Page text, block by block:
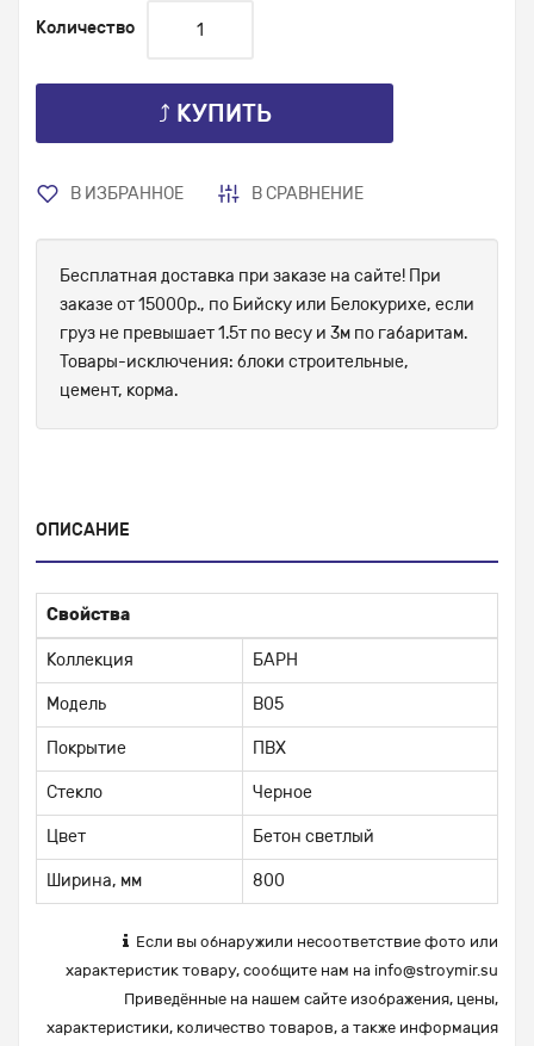
Количество
⤴ КУПИТЬ
В ИЗБРАННОЕ В СРАВНЕНИЕ
Бесплатная доставка при заказе на сайте! При
заказе от 15000р., по Бийску или Белокурихе, если
груз не превышает 1.5т по весу и 3м по габаритам.
Товары-исключения: блоки строительные,
цемент, корма.
ОПИСАНИЕ
Свойства
Коллекция БАРН
Модель B05
Покрытие ПВХ
Стекло Черное
Цвет Бетон светлый
Ширина, мм 800
Если вы обнаружили несоответствие фото или
характеристик товару, сообщите нам на info@stroymir.su
Приведённые на нашем сайте изображения, цены,
характеристики, количество товаров, а также информация